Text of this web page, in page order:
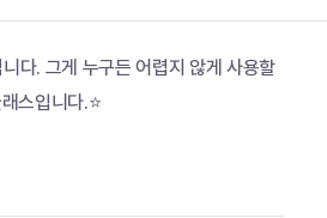
다. 그게 누구든 어렵지 않게 사용할
스입니다.⭐️